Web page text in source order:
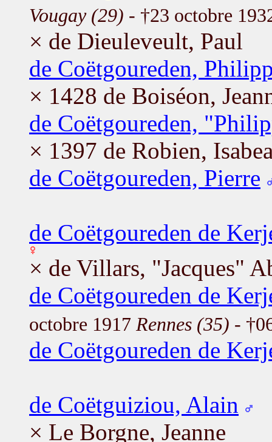
Vougay (29) - †23 octobre
× de Dieuleveult, Paul
de Coëtgoureden,
× 1428 de Boiséon,
de Coëtgoureden,
× 1397 de Robien,
de Coëtgoureden, Pierre
de Coëtgoureden de
× de Villars, "Jacques"
de Coëtgoureden de
octobre 1917 Rennes (35) -
de Coëtgoureden de
de Coëtguiziou, Alain
× Le Borgne, Jeanne